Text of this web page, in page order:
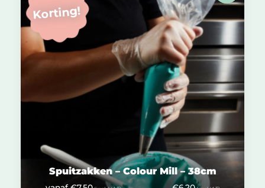
Korting!
Spuitzakken – Colour Mill – 38cm